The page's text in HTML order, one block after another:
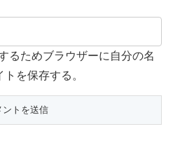
るためブラウザーに自分の名
を保存する。